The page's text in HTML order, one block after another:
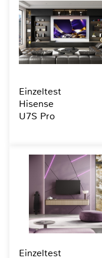
Einzeltest
Hisense
U7S Pro
Einzeltest